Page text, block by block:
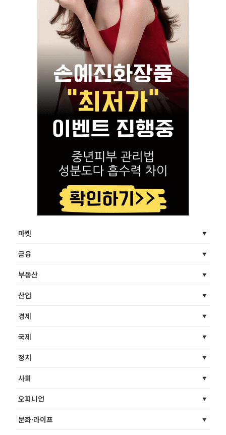
마켓
금융
부동산
산업
경제
국제
정치
사회
오피니언
문화·라이프